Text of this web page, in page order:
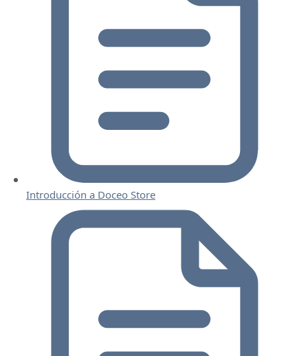
Introducción a Doceo Store